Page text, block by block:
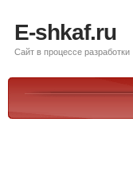
E-shkaf.ru
Сайт в процессе разработки